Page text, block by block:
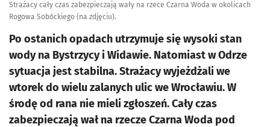
Strażacy cały czas zabezpieczają wały na rzece Czarna Woda w okolicach
Rogowa Sobóckiego (na zdjęciu).
Po ostanich opadach utrzymuje się wysoki stan
wody na Bystrzycy i Widawie. Natomiast w Odrze
sytuacja jest stabilna. Strażacy wyjeżdżali we
wtorek do wielu zalanych ulic we Wrocławiu. W
środę od rana nie mieli zgłoszeń. Cały czas
zabezpieczają wał na rzecze Czarna Woda pod